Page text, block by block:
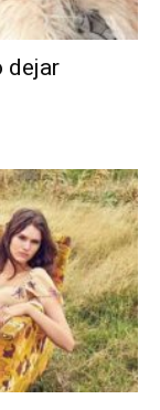
dejar